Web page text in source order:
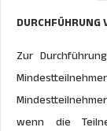
DURCHFÜHRUNG
Zur
wenn die